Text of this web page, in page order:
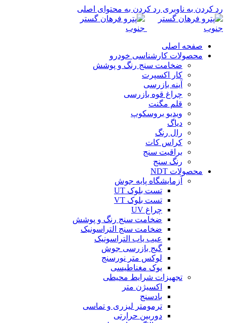
رد کردن به ناوبری رد کردن به محتوای اصلی
صفحه اصلی
محصولات کارشناسی خودرو
ضخامت سنج رنگ و پوشش
کار اکسپرت
آینه بازرسی
چراغ قوه بازرسی
قلم مگنت
ویدیو بروسکوپ
دیاگ
رال رنگ
کراس کات
براقیت سنج
رنگ سنج
محصولات NDT
آزمایشگاه پایه جوش
تست بلوک UT
تست بلوک VT
چراغ UV
ضخامت سنج رنگ و پوشش
ضخامت سنج التراسونیک
عیب یاب التراسونیک
گیج بازرسی جوش
لوکس متر نورسنج
یوک مغناطیسی
تجهیزات شرایط محیطی
اکسیژن متر
بادسنج
ترمومتر لیزری و تماسی
دوربین حرارتی